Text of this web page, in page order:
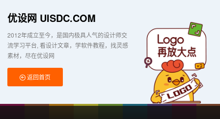
优设网 UISDC.COM
2012年成立至今，是国内极具人气的设计师交
流学习平台 看设计文章，学软件教程，找灵感
素材，尽在优设网
返回首页